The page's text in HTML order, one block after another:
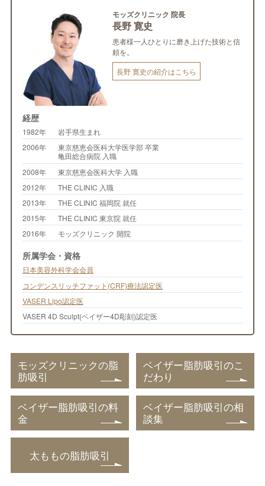
モッズクリニック 院長
長野 寛史
患者様一人ひとりに磨き上げた技術と信
頼を。
長野 寛史の紹介はこちら
経歴
1982年
岩手県生まれ
2006年
東京慈恵会医科大学医学部 卒業
亀田総合病院 入職
2008年
東京慈恵会医科大学 入職
2012年
THE CLINIC 入職
2013年
THE CLINIC 福岡院 就任
2015年
THE CLINIC 東京院 就任
2016年
モッズクリニック 開院
所属学会・資格
日本美容外科学会会員
コンデンスリッチファット(CRF)療法認定医
VASER Lipo認定医
VASER 4D Sculpt(ベイザー4D彫刻)認定医
モッズクリニックの脂
肪吸引
ベイザー脂肪吸引のこ
だわり
ベイザー脂肪吸引の料
金
ベイザー脂肪吸引の相
談集
太ももの脂肪吸引